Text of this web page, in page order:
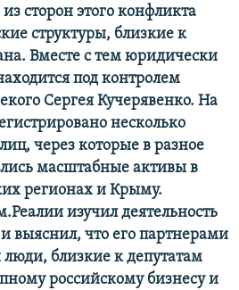
сторон этого конфликта
структуры, близкие к
Вместе с тем юридически
под контролем
Сергея Кучерявенко. На
несколько
через которые в разное
масштабные активы в
регионах и Крыму.
изучил деятельность
выяснил, что его партнерами
близкие к депутатам
российскому бизнесу и